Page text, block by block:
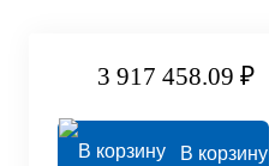
3 917 458.09 ₽
В корзину